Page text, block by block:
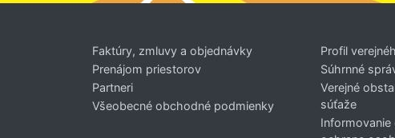
Faktúry, zmluvy a objednávky
Prenájom priestorov
Partneri
Všeobecné obchodné podmienky
Profil
Súhrnné
Verejné
súťaže
Informovanie